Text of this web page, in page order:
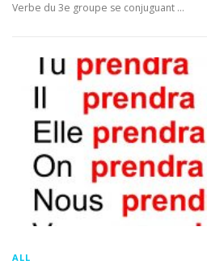
Verbe du 3e groupe se conjuguant …
ALL